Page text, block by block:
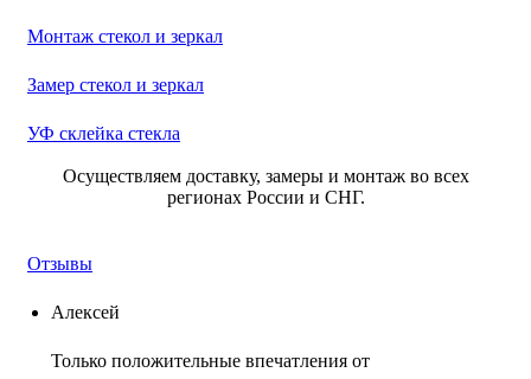
Монтаж стекол и зеркал
Замер стекол и зеркал
УФ склейка стекла
Осуществляем доставку, замеры и монтаж во всех
регионах России и СНГ.
Отзывы
Алексей
Только положительные впечатления от